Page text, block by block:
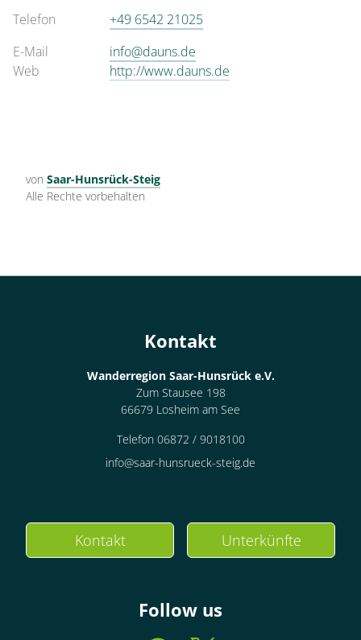
Telefon
+49 6542 21025
E-Mail
info@dauns.de
Web
http://www.dauns.de
von Saar-Hunsrück-Steig
Alle Rechte vorbehalten
Kontakt
Wanderregion Saar-Hunsrück e.V.
Zum Stausee 198
66679 Losheim am See
Telefon 06872 / 9018100
info@saar-hunsrueck-steig.de
Kontakt Unterkünfte
Follow us